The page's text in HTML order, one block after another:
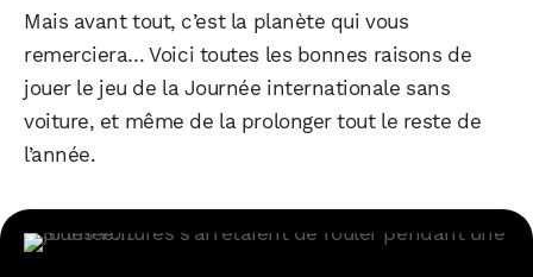
Mais avant tout, c’est la planète qui vous
remerciera… Voici toutes les bonnes raisons de
jouer le jeu de la Journée internationale sans
voiture, et même de la prolonger tout le reste de
l’année.